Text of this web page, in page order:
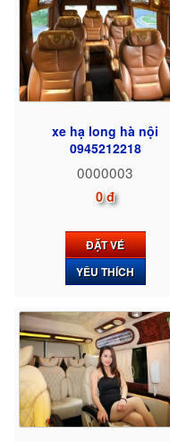
xe hạ long hà nội
0945212218
0000003
0 đ
ĐẶT VÉ
YÊU THÍCH